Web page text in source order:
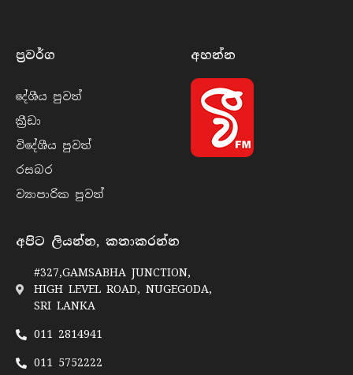
ප්‍රවර්​ග
දේශීය පුව​ත්
ක්‍රී​ඩා
විදේශීය පුව​ත්
රසබ​ර
ව්‍යාපාරික පුව​ත්
අහන්​න
අපිට ලියන්න, කතාකරන්න
#327,GAMSABHA JUNCTION,
HIGH LEVEL ROAD, NUGEGODA,
SRI LANKA
011 2814941
011 5752222